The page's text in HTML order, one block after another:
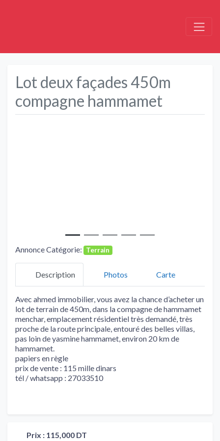
Lot deux façades 450m
compagne hammamet
Annonce Catégorie: Terrain
Description Photos Carte
Avec ahmed immobilier, vous avez la chance d’acheter un
lot de terrain de 450m, dans la compagne de hammamet
menchar, emplacement résidentiel très demandé, très
proche de la route principale, entouré des belles villas,
pas loin de yasmine hammamet, environ 20 km de
hammamet.
papiers en règle
prix de vente : 115 mille dinars
tél / whatsapp : 27033510
Prix : 115,000 DT